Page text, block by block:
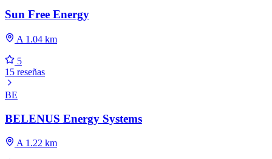
Sun Free Energy
A 1.04 km
5
15 reseñas
BE
BELENUS Energy Systems
A 1.22 km